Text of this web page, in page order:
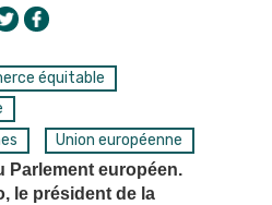
équitable
Union européenne
Parlement européen.
le président de la